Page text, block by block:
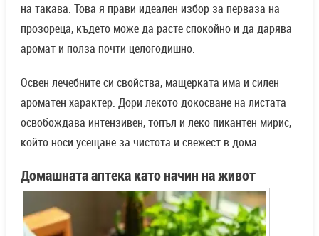
на такава. Това я прави идеален избор за перваза на
прозореца, където може да расте спокойно и да дарява
аромат и полза почти целогодишно.
Освен лечебните си свойства, мащерката има и силен
ароматен характер. Дори лекото докосване на листата
освобождава интензивен, топъл и леко пикантен мирис,
който носи усещане за чистота и свежест в дома.
Домашната аптека като начин на живот